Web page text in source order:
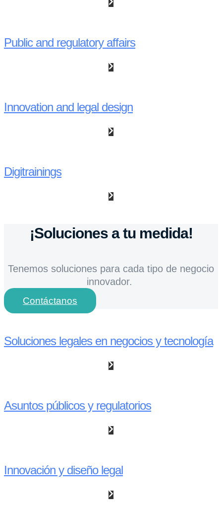
Public and regulatory affairs
Innovation and legal design
Digitrainings
¡Soluciones a tu medida!
Tenemos soluciones para cada tipo de negocio
innovador.
Contáctanos
Soluciones legales en negocios y tecnología
Asuntos públicos y regulatorios
Innovación y diseño legal